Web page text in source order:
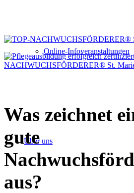
Online-Infoveranstaltungen
Über uns
Was zeichnet
gute
aus?